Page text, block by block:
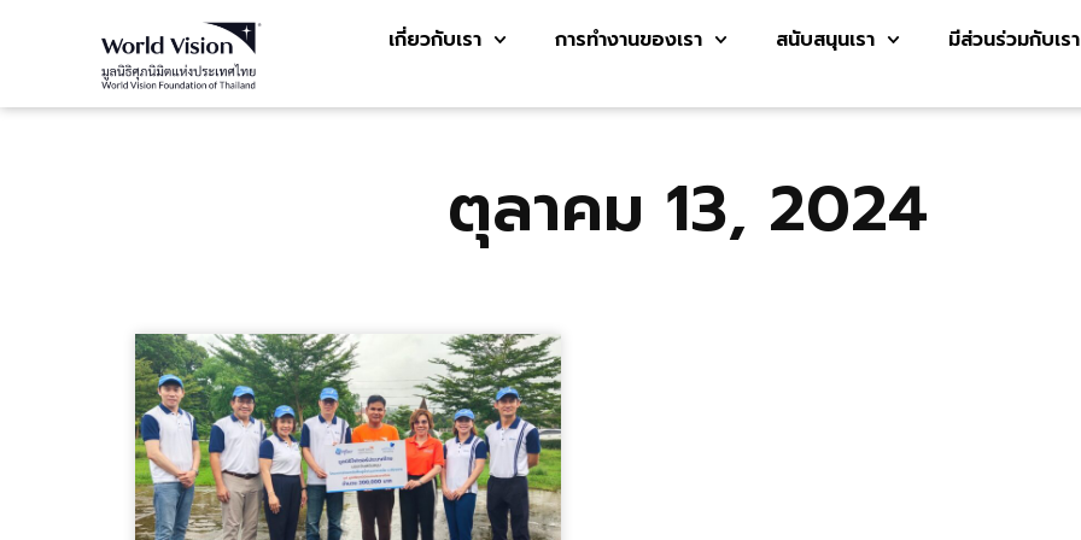
เกี่ยวกับเรา การทำงานของเรา สนับสนุนเรา มีส่วนร่วมกับเรา
ตุลาคม 13, 2024